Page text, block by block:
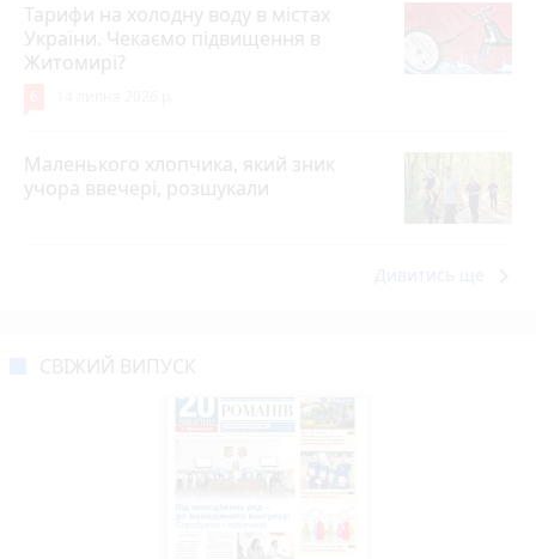
Тарифи на холодну воду в містах
України. Чекаємо підвищення в
Житомирі?
Маленького хлопчика, який зник
учора ввечері, розшукали